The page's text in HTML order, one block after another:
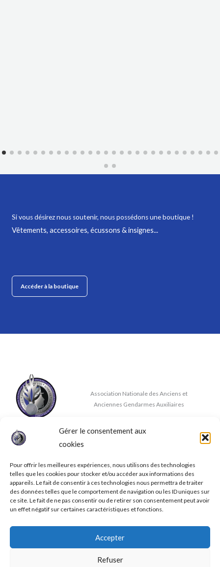
Gérer le consentement aux
cookies
Pour offrir les meilleures expériences, nous utilisons des technologies
telles que les cookies pour stocker et/ou accéder aux informations des
appareils. Le fait de consentir à ces technologies nous permettra de traiter
des données telles que le comportement de navigation ou les ID uniques sur
ce site. Le fait de ne pas consentir ou de retirer son consentement peut avoir
un effet négatif sur certaines caractéristiques et fonctions.
Accepter
Refuser
Si vous désirez nous soutenir, nous possédons une boutique !
Vêtements, accessoires, écussons & insignes...
Accéder à la boutique
Association Nationale des Anciens et
Anciennes Gendarmes Auxiliaires
Nous contacter
11 rue de la Doux, 86140 DOUSSAY
© 2026 A.N.A.A.G.A.
Mentions légales
Conditions générales de ventes